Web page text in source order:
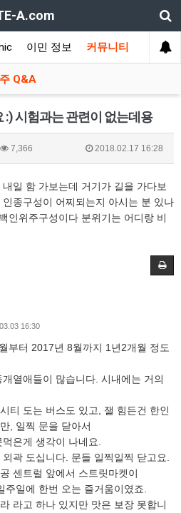
A.com
이민 정보 커뮤니티
Q&A
:) 시험과는 관련이 없는데용
7,366 2018.02.17 16:28
일 함 가보는데 거기가 길을 가다보
종구성이 어찌되는지 아시는 분 있나
인위주구성이다 분위기는 어디랑 비
16:30
부터 2017년 8월까지 1년2개월 정도
열애들이 많습니다. 시내에는 거의
티 도는 버스도 있고, 잴 힘든건 한인
, 일찍 문을 닫아서
은게 생각이 나네요.
곽 도십니다. 문들 일찍일찍 닫고요.
센트럴 앞에서 스트릿마켓이
주일에 한번 오는 즐거움이였죠.
라고 하나 있지만 맛은 보장 못합니